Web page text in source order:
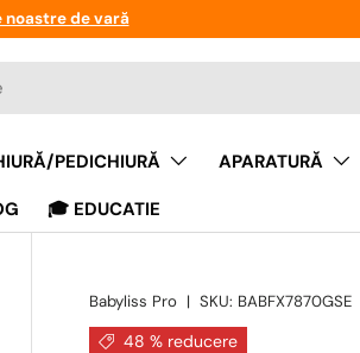
noastre de vară
PEDICHIURĂ
APARATURĂ
🎓 EDUCATIE
Babyliss Pro |SKU: BABFX7870GSE
48 % reducere